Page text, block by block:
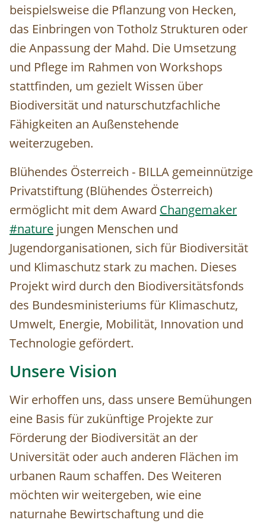
beispielsweise die Pflanzung von Hecken,
das Einbringen von Totholz Strukturen oder
die Anpassung der Mahd. Die Umsetzung
und Pflege im Rahmen von Workshops
stattfinden, um gezielt Wissen über
Biodiversität und naturschutzfachliche
Fähigkeiten an Außenstehende
weiterzugeben.
Blühendes Österreich - BILLA gemeinnützige
Privatstiftung (Blühendes Österreich)
ermöglicht mit dem Award Changemaker
#nature jungen Menschen und
Jugendorganisationen, sich für Biodiversität
und Klimaschutz stark zu machen. Dieses
Projekt wird durch den Biodiversitätsfonds
des Bundesministeriums für Klimaschutz,
Umwelt, Energie, Mobilität, Innovation und
Technologie gefördert.
Unsere Vision
Wir erhoffen uns, dass unsere Bemühungen
eine Basis für zukünftige Projekte zur
Förderung der Biodiversität an der
Universität oder auch anderen Flächen im
urbanen Raum schaffen. Des Weiteren
möchten wir weitergeben, wie eine
naturnahe Bewirtschaftung und die